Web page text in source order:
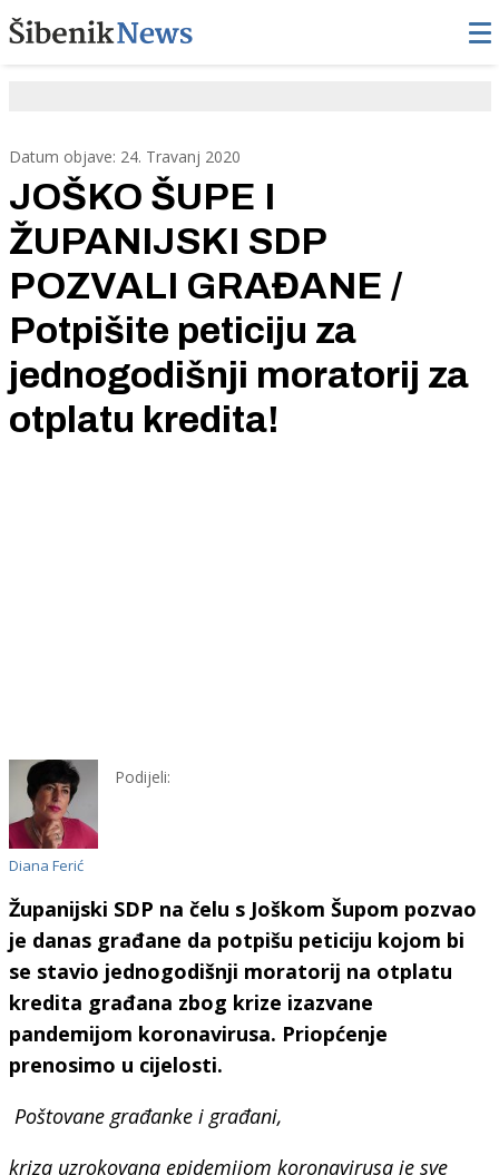
Datum objave: 24. Travanj 2020
JOŠKO ŠUPE I
ŽUPANIJSKI SDP
POZVALI GRAĐANE /
Potpišite peticiju za
jednogodišnji moratorij za
otplatu kredita!
Diana Ferić
Podijeli:
Županijski SDP na čelu s Joškom Šupom pozvao
je danas građane da potpišu peticiju kojom bi
se stavio jednogodišnji moratorij na otplatu
kredita građana zbog krize izazvane
pandemijom koronavirusa. Priopćenje
prenosimo u cijelosti.
Poštovane građanke i građani,
kriza uzrokovana epidemijom koronavirusa je sve